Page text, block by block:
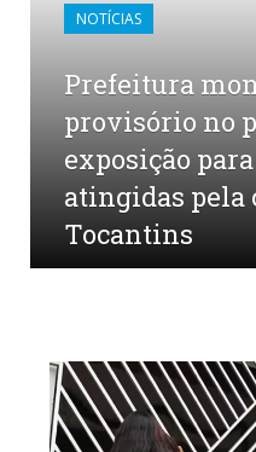
NOTÍCIAS
Prefeitura
provisório no
exposição
atingidas pela
Tocantins